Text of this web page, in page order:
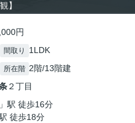
】
円
間取り 1LDK
所在階 2階/13階建
２丁目
」駅 徒歩16分
徒歩18分